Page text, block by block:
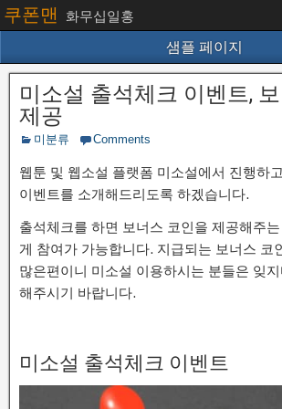
쿠폰맨 화무십일홍
샘플 페이지
미소설 출석체크 이벤트,
제공
미분류 Comments
웹툰 및 웹소설 플랫폼 미소설에서 진행하
이벤트를 소개해드리도록 하겠습니다.
출석체크를 하면 보너스 코인을 제공해주
게 참여가 가능합니다. 지급되는 보너스 코
많은편이니 미소설 이용하시는 분들은 잊
해주시기 바랍니다.
미소설 출석체크 이벤트